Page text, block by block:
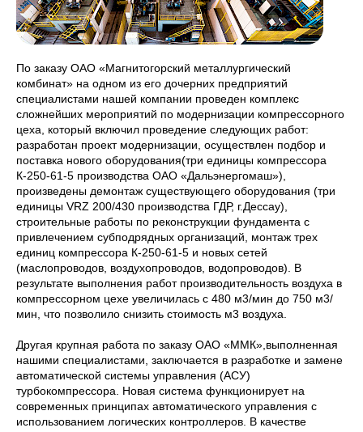
По заказу ОАО «Магнитогорский металлургический
комбинат» на одном из его дочерних предприятий
специалистами нашей компании проведен комплекс
сложнейших мероприятий по модернизации компрессорного
цеха, который включил проведение следующих работ:
разработан проект модернизации, осуществлен подбор и
поставка нового оборудования(три единицы компрессора
К-250-61-5 производства ОАО «Дальэнергомаш»),
произведены демонтаж существующего оборудования (три
единицы VRZ 200/430 производства ГДР, г.Дессау),
строительные работы по реконструкции фундамента с
привлечением субподрядных организаций, монтаж трех
единиц компрессора К-250-61-5 и новых сетей
(маслопроводов, воздухопроводов, водопроводов). В
результате выполнения работ производительность воздуха в
компрессорном цехе увеличилась с 480 м3/мин до 750 м3/
мин, что позволило снизить стоимость м3 воздуха.
Другая крупная работа по заказу ОАО «ММК»,выполненная
нашими специалистами, заключается в разработке и замене
автоматической системы управления (АСУ)
турбокомпрессора. Новая система функционирует на
современных принципах автоматического управления с
использованием логических контроллеров. В качестве